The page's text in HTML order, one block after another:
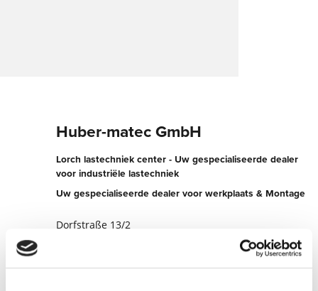
Huber-matec GmbH
Lorch lastechniek center - Uw gespecialiseerde dealer
voor industriële lastechniek
Uw gespecialiseerde dealer voor werkplaats & Montage
Dorfstraße 13/2